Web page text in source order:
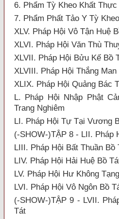
6. Phẩm Tỳ Kheo Khất Thực
7. Phẩm Phất Tảo Y Tỳ Kheo
XLV. Pháp Hội Vô Tận Huệ
XLVI. Pháp Hội Văn Thù
XLVII. Pháp Hội Bửu Kế Bồ
XLVIII. Pháp Hội Thắng Man
XLIX. Pháp Hội Quảng Bác
L. Pháp Hội Nhập Phật
Trang Nghiêm
LI. Pháp Hội Tự Tại Vương
(-SHOW-)TẬP 8 - LII. Pháp
LIII. Pháp Hội Bất Thuần Bồ
LIV. Pháp Hội Hải Huệ Bồ
LV. Pháp Hội Hư Không
LVI. Pháp Hội Vô Ngôn Bồ
(-SHOW-)TẬP 9 - LVII.
Tát